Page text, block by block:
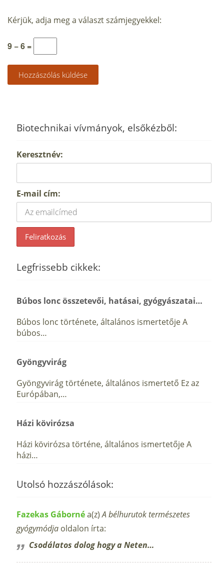
Kérjük, adja meg a választ számjegyekkel:
9 − 6 =
Biotechnikai vívmányok, elsőkézből:
Keresztnév:
E-mail cím:
Legfrissebb cikkek:
Búbos lonc összetevői, hatásai, gyógyászatai…
Búbos lonc története, általános ismertetője A
búbos…
Gyöngyvirág
Gyöngyvirág története, általános ismertető Ez az
Európában,…
Házi kövirózsa
Házi kövirózsa történe, általános ismertetője A
házi…
Utolsó hozzászólások:
Fazekas Gábornéa(z)A bélhurutok természetes
gyógymódja oldalon írta:
Csodálatos dolog hogy a Neten…